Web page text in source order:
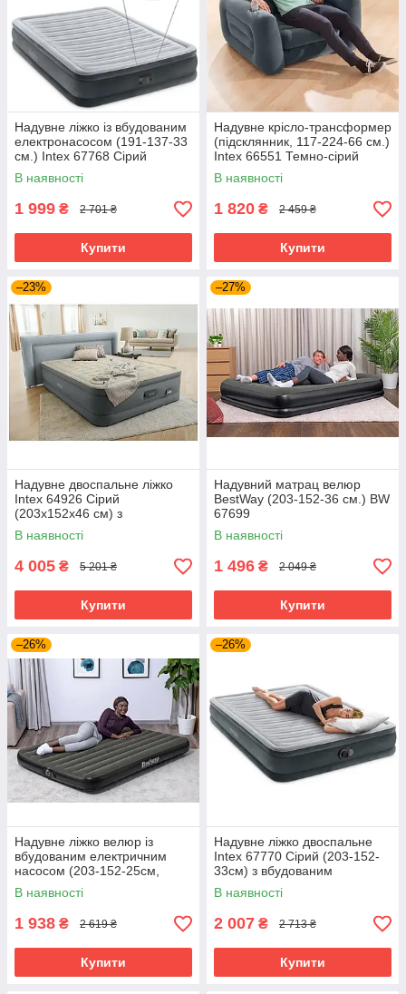
Загалом, як Bestway, так і Intex
пропонують якісні та зручні
надувні ліжка, які можуть бути корисні як для тимчасового
розміщення гостей, так і для подорожей і відпочинку на
природі.
Надувне ліжко із вбудованим
електронасосом (191-137-33
см.) Intex 67768 Сірий
В наявності
1 999 ₴ 2 701 ₴
Купити
Надувне крісло-трансформер
(підсклянник, 117-224-66 см.)
Intex 66551 Темно-сірий
В наявності
1 820 ₴ 2 459 ₴
Купити
–23%
Надувне двоспальне ліжко
Intex 64926 Сірий
(203x152x46 см) з
вбудованим електричним
насосом
В наявності
4 005 ₴ 5 201 ₴
Купити
–27%
Надувний матрац велюр
BestWay (203-152-36 см.) BW
67699
В наявності
1 496 ₴ 2 049 ₴
Купити
–26%
Надувне ліжко велюр із
вбудованим електричним
насосом (203-152-25см,
USB-кабель) Bestway 6716S
В наявності
1 938 ₴ 2 619 ₴
Купити
–26%
Надувне ліжко двоспальне
Intex 67770 Сірий (203-152-
33см) з вбудованим
електричним насосом
В наявності
2 007 ₴ 2 713 ₴
Купити